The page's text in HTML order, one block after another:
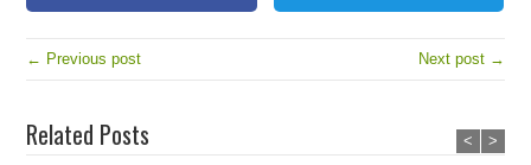
← Previous post Next post →
Related Posts < >